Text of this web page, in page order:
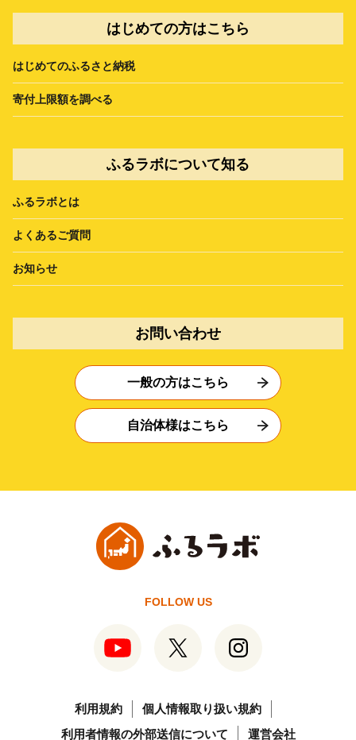
はじめての方はこちら
はじめてのふるさと納税
寄付上限額を調べる
ふるラボについて知る
ふるラボとは
よくあるご質問
お知らせ
お問い合わせ
一般の方はこちら
自治体様はこちら
FOLLOW US
利用規約
個人情報取り扱い規約
利用者情報の外部送信について
運営会社